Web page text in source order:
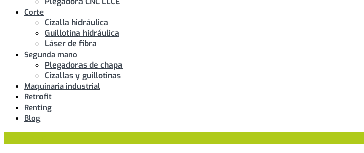
Corte
Cizalla hidráulica
Guillotina hidráulica
Láser de fibra
Segunda mano
Plegadoras de chapa
Cizallas y guillotinas
Maquinaria industrial
Retrofit
Renting
Blog